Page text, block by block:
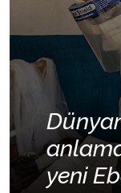
yeni